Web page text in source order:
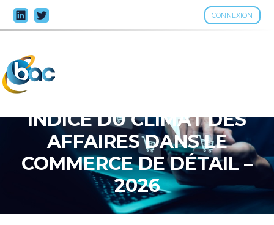
CONNEXION
Aller
au
INDICE DU CLIMAT DES
AFFAIRES DANS LE
COMMERCE DE DÉTAIL –
2026